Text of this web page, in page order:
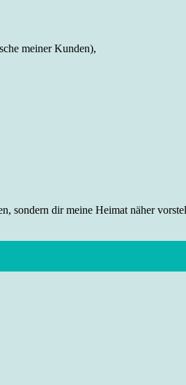
meiner Kunden),
sondern dir meine Heimat näher